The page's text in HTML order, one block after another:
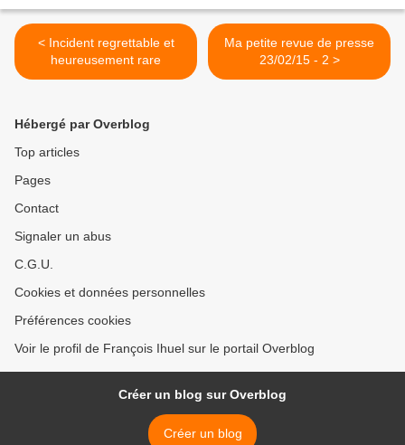
< Incident regrettable et
heureusement rare
Ma petite revue de presse
23/02/15 - 2 >
Hébergé par Overblog
Top articles
Pages
Contact
Signaler un abus
C.G.U.
Cookies et données personnelles
Préférences cookies
Voir le profil de François Ihuel sur le portail Overblog
Créer un blog sur Overblog
Créer un blog